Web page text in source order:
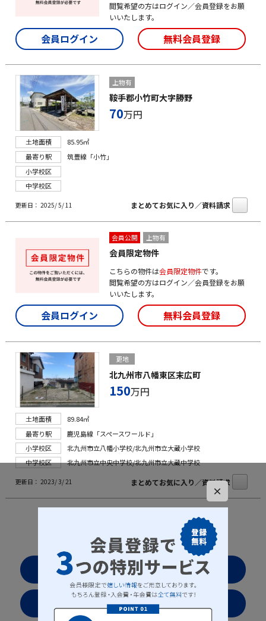
閲覧希望の方はログイン／会員登録をお願
いいたします。
会員ログイン 無料会員登録
上物有
鞍手郡小竹町大字勝野
70万円
土地面積
85.95㎡
最寄り駅
筑豊線「小竹」
小学校区
中学校区
更新日： 2025/ 5/ 11 まとめてお気に入り／資料請求
会員公開 上物有
会員限定物件
こちらの物件は会員限定物件です。
閲覧希望の方はログイン／会員登録をお願
いいたします。
会員ログイン 無料会員登録
更地
北九州市八幡東区末広町
150万円
土地面積
89.84㎡
最寄り駅
鹿児島線「スペースワールド」
小学校区
北九州市立八幡小学校/北九州市立大蔵小学校
中学校区
北九州市立中央中学校/北九州市立大蔵中学校
更新日： 2023/ 3/ 21 まとめてお気に入り／資料請求
[最後のページ]
お気に入りリストを見る
×